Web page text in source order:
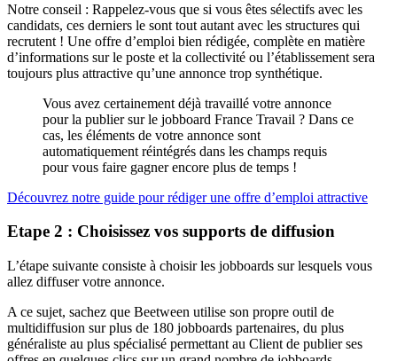
Notre conseil : Rappelez-vous que si vous êtes sélectifs avec les
candidats, ces derniers le sont tout autant avec les structures qui
recrutent ! Une offre d’emploi bien rédigée, complète en matière
d’informations sur le poste et la collectivité ou l’établissement sera
toujours plus attractive qu’une annonce trop synthétique.
Vous avez certainement déjà travaillé votre annonce
pour la publier sur le jobboard France Travail ? Dans ce
cas, les éléments de votre annonce sont
automatiquement réintégrés dans les champs requis
pour vous faire gagner encore plus de temps !
Découvrez notre guide pour rédiger une offre d’emploi attractive
Etape 2 : Choisissez vos supports de diffusion
L’étape suivante consiste à choisir les jobboards sur lesquels vous
allez diffuser votre annonce.
A ce sujet, sachez que Beetween utilise son propre outil de
multidiffusion sur plus de 180 jobboards partenaires, du plus
généraliste au plus spécialisé permettant au Client de publier ses